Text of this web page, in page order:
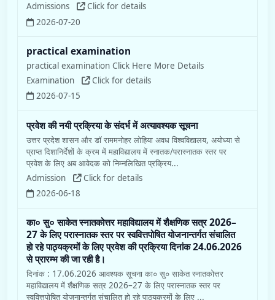
Admissions
Click for details
2026-07-20
practical examination
practical examination Click Here More Details
Examination
Click for details
2026-07-15
प्रवेश की नयी प्रक्रिया के संदर्भ में अत्यावश्यक सूचना
उत्तर प्रदेश शासन और डॉ राममनोहर लोहिया अवध विश्वविद्यालय, अयोध्या से
प्राप्त दिशानिर्देशों के क्रम में महाविद्यालय में स्नातक/परास्नातक स्तर पर
प्रवेश के लिए अब आवेदक को निम्नलिखित प्रक्रिय...
Admission
Click for details
2026-06-18
का० सु० साकेत स्नातकोत्तर महाविद्यालय में शैक्षणिक सत्र 2026–
27 के लिए परास्नातक स्तर पर स्ववित्तपोषित योजनान्तर्गत संचालित
हो रहे पाठ्यक्रमों के लिए प्रवेश की प्रक्रिया दिनांक 24.06.2026
से प्रारम्भ की जा रही है।
दिनांक : 17.06.2026 आवश्यक सूचना का० सु० साकेत स्नातकोत्तर
महाविद्यालय में शैक्षणिक सत्र 2026–27 के लिए परास्नातक स्तर पर
स्ववित्तपोषित योजनान्तर्गत संचालित हो रहे पाठ्यक्रमों के लिए ...